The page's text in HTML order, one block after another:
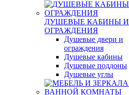
ДУШЕВЫЕ КАБИНЫ И
ОГРАЖДЕНИЯ
Душевые двери и
ограждения
Душевые кабины
Душевые поддоны
Душевые углы